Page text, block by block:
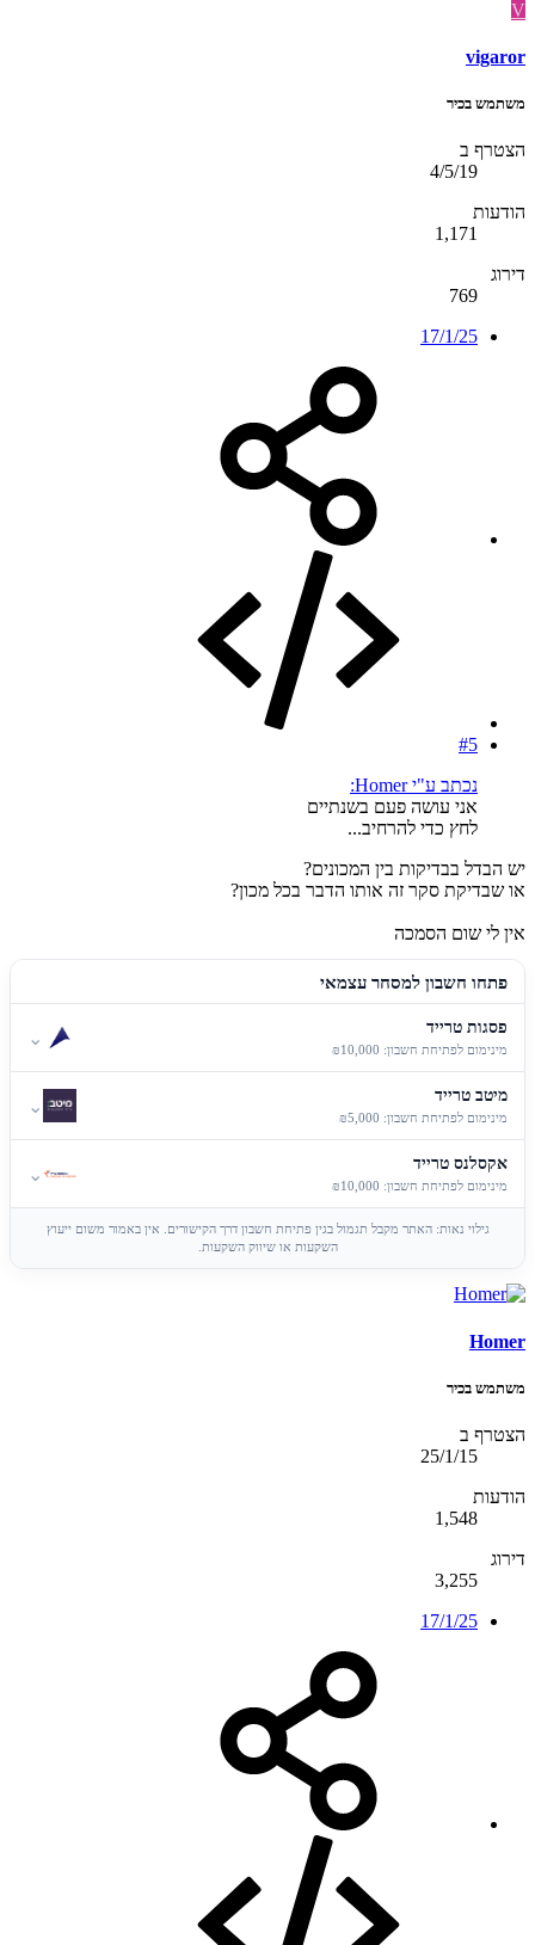
V
vigaror
משתמש בכיר
הצטרף ב
4/5/19
הודעות
1,171
דירוג
769
17/1/25
#5
נכתב ע"י Homer:
אני עושה פעם בשנתיים
לחץ כדי להרחיב...
יש הבדל בבדיקות בין המכונים?
או שבדיקת סקר זה אותו הדבר בכל מכון?
אין לי שום הסמכה
פתחו חשבון למסחר עצמאי
פסגות טרייד
מינימום לפתיחת חשבון: ₪10,000
⌄
מיטב טרייד
מינימום לפתיחת חשבון: ₪5,000
⌄
אקסלנס טרייד
מינימום לפתיחת חשבון: ₪10,000
⌄
גילוי נאות: האתר מקבל תגמול בגין פתיחת חשבון דרך הקישורים. אין באמור משום ייעוץ
השקעות או שיווק השקעות.
Homer
משתמש בכיר
הצטרף ב
25/1/15
הודעות
1,548
דירוג
3,255
17/1/25